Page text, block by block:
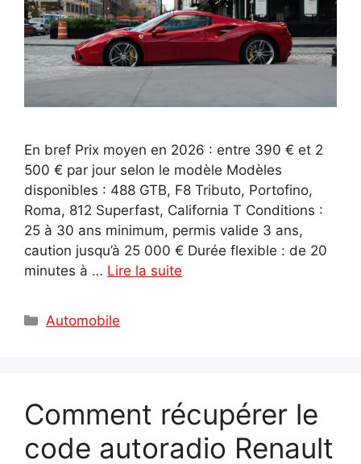
En bref Prix moyen en 2026 : entre 390 € et 2
500 € par jour selon le modèle Modèles
disponibles : 488 GTB, F8 Tributo, Portofino,
Roma, 812 Superfast, California T Conditions :
25 à 30 ans minimum, permis valide 3 ans,
caution jusqu’à 25 000 € Durée flexible : de 20
minutes à … Lire la suite
Catégories
Automobile
Comment récupérer le
code autoradio Renault